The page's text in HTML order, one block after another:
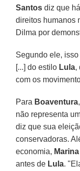
Santos diz que
direitos humanos
Dilma por
Segundo ele,
[...] do estilo Lula,
com os
Para Boaventura
não representa
diz que sua
conservadoras.
economia, Marina
antes de Lula.